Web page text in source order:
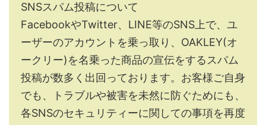
SNSスパム投稿について
FacebookやTwitter、LINE等のSNS上で、ユ
ーザーのアカウントを乗っ取り、OAKLEY(オ
ークリー)を名乗った商品の宣伝をするスパム
投稿が数多く出回っております。お客様ご自身
でも、トラブルや被害を未然に防ぐためにも、
各SNSのセキュリティーに関しての事項を再度